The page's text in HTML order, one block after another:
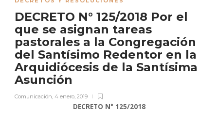
DECRETO N° 125/2018 Por el
que se asignan tareas
pastorales a la Congregación
del Santísimo Redentor en la
Arquidiócesis de la Santísima
Asunción
Comunicación, 4 enero, 2019
DECRETO N° 125/2018